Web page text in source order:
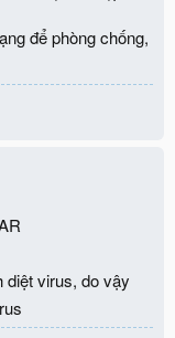
để phòng chống,
diệt virus, do vậy